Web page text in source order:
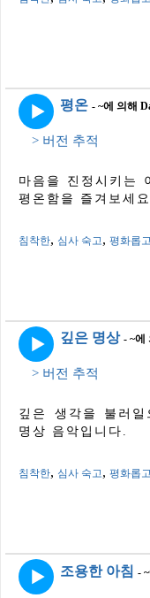
평온 - ~에 의해
> 버전 추적
마음을 진정시키는
평온함을 즐겨보세요.
침착한, 심사 숙고, 평화롭
깊은 명상 - ~에
> 버전 추적
깊은 생각을 불러
명상 음악입니다.
침착한, 심사 숙고, 평화롭
조용한 아침 -